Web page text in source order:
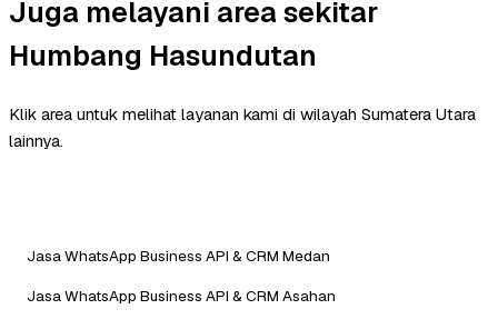
Juga melayani area sekitar
Humbang Hasundutan
Klik area untuk melihat layanan kami di wilayah Sumatera Utara
lainnya.
Jasa WhatsApp Business API & CRM Medan
Jasa WhatsApp Business API & CRM Asahan